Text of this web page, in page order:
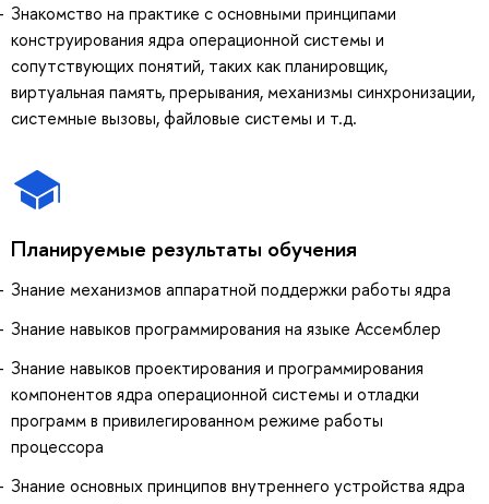
Знакомство на практике с основными принципами
конструирования ядра операционной системы и
сопутствующих понятий, таких как планировщик,
виртуальная память, прерывания, механизмы синхронизации,
системные вызовы, файловые системы и т.д.
Планируемые результаты обучения
Знание механизмов аппаратной поддержки работы ядра
Знание навыков программирования на языке Ассемблер
Знание навыков проектирования и программирования
компонентов ядра операционной системы и отладки
программ в привилегированном режиме работы
процессора
Знание основных принципов внутреннего устройства ядра